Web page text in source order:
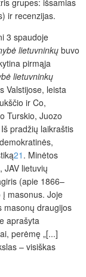
ir recenzijas.
3 spaudoje
lietuvninkųbuvo
pirmąja
lietuvninkų
Valstijose, leista
ir Co,
Turskio, Juozo
pradžių laikraštis
21 . Minėtos
JAV lietuvių
(apie 1866–
į masonus. Joje
masonų draugijos
aprašyta
perėmę „[...]
– visiškas